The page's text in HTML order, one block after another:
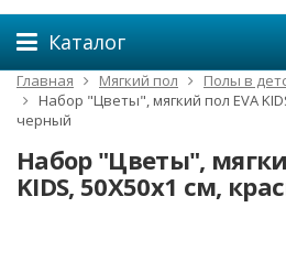
Каталог
Главная Мягкий пол Полы в
Набор "Цветы", мягкий пол EVA
черный
Набор "Цветы",
KIDS, 50Х50х1 см,